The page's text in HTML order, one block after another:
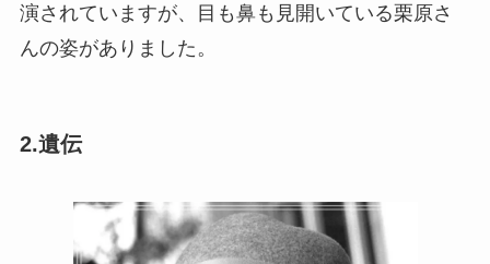
演されていますが、目も鼻も見開いている栗原さ
んの姿がありました。
2.遺伝